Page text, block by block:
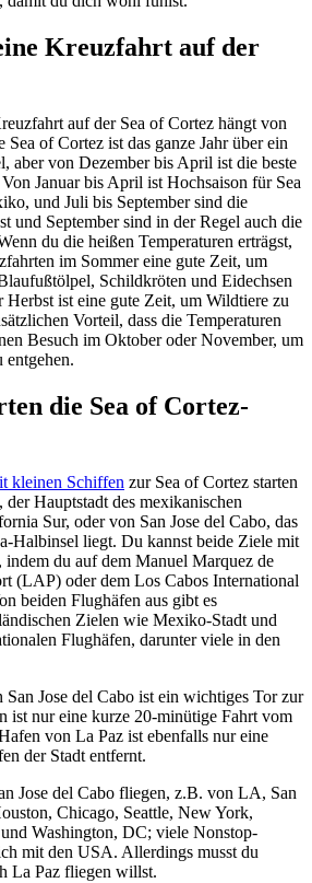
Kreuzfahrt auf der
auf der Sea of Cortez hängt von
Sea of Cortez ist das ganze Jahr über ein
aber von Dezember bis April ist die beste
Januar bis April ist Hochsaison für Sea
und Juli bis September sind die
und September sind in der Regel auch die
du die heißen Temperaturen erträgst,
im Sommer eine gute Zeit, um
Schildkröten und Eidechsen
Herbst ist eine gute Zeit, um Wildtiere zu
Vorteil, dass die Temperaturen
Besuch im Oktober oder November, um
entgehen.
die Sea of Cortez-
kleinen Schiffen zur Sea of Cortez starten
Hauptstadt des mexikanischen
Sur, oder von San Jose del Cabo, das
Halbinsel liegt. Du kannst beide Ziele mit
indem du auf dem Manuel Marquez de
(LAP) oder dem Los Cabos International
beiden Flughäfen aus gibt es
Zielen wie Mexiko-Stadt und
Flughäfen, darunter viele in den
Jose del Cabo ist ein wichtiges Tor zur
ist nur eine kurze 20-minütige Fahrt vom
von La Paz ist ebenfalls nur eine
der Stadt entfernt.
Jose del Cabo fliegen, z.B. von LA, San
Chicago, Seattle, New York,
Washington, DC; viele Nonstop-
mit den USA. Allerdings musst du
La Paz fliegen willst.